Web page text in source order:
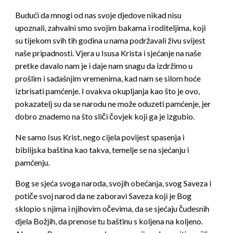
Budući da mnogi od nas svoje djedove nikad nisu
upoznali, zahvalni smo svojim bakama i roditeljima, koji
su tijekom svih tih godina u nama podržavali živu svijest
naše pripadnosti. Vjera u Isusa Krista i sjećanje na naše
pretke davalo nam je i daje nam snagu da izdržimo u
prošlim i sadašnjim vremenima, kad nam se silom hoće
izbrisati pamćenje. I ovakva okupljanja kao što je ovo,
pokazatelj su da se narodu ne može oduzeti pamćenje, jer
dobro znademo na što sliči čovjek koji ga je izgubio.
Ne samo Isus Krist, nego cijela povijest spasenja i
biblijska baština kao takva, temelje se na sjećanju i
pamćenju.
Bog se sjeća svoga naroda, svojih obećanja, svog Saveza i
potiče svoj narod da ne zaboravi Saveza koji je Bog
sklopio s njima i njihovim očevima, da se sjećaju čudesnih
djela Božjih, da prenose tu baštinu s koljena na koljeno.